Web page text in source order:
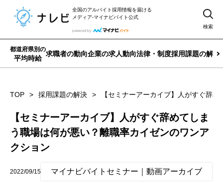
全国のアルバイト採用情報を届ける
メディア-マイナビバイト公式
検索
都道府県別の
平均時給
求職者の動向企業の求人動向法律・制度採用課題の解決
TOP 採用課題の解決 【セミナーアーカイブ】人がすぐ辞
【セミナーアーカイブ】人がすぐ辞めてしま
う職場は何が悪い？離職率カイゼンのワンア
クション
2022/09/15 マイナビバイトセミナー｜動画アーカイブ